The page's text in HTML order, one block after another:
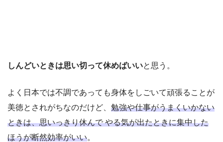
しんどいときは思い切って休めばいいと思う。
よく日本では不調であっても身体をしごいて頑張ることが
美徳とされがちなのだけど、 勉強や仕事がうまくいかない
ときは、思いっきり休んで やる気が出たときに集中した
ほうが断然効率がいい。